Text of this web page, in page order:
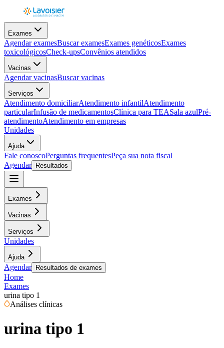
Exames
Agendar examesBuscar examesExames genéticosExames
toxicológicosCheck-upsConvênios atendidos
Vacinas
Agendar vacinasBuscar vacinas
Serviços
Atendimento domiciliarAtendimento infantilAtendimento
particularInfusão de medicamentosClínica para TEASala azulPré-
atendimentoAtendimento em empresas
Unidades
Ajuda
Fale conoscoPerguntas frequentesPeça sua nota fiscal
Agendar
Resultados
Exames
Vacinas
Serviços
Unidades
Ajuda
Agendar Resultados de exames
Home
Exames
urina tipo 1
Análises clínicas
urina tipo 1